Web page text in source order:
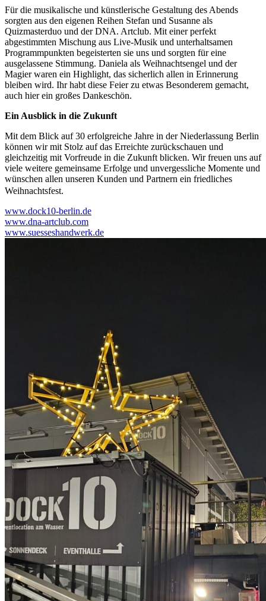
Für die musikalische und künstlerische Gestaltung des Abends
sorgten aus den eigenen Reihen Stefan und Susanne als
Quizmasterduo und der DNA. Artclub. Mit einer perfekt
abgestimmten Mischung aus Live-Musik und unterhaltsamen
Programmpunkten begeisterten sie uns und sorgten für eine
ausgelassene Stimmung. Daniela als Weihnachtsengel und der
Magier waren ein Highlight, das sicherlich allen in Erinnerung
bleiben wird. Ihr habt diese Feier zu etwas Besonderem gemacht,
auch hier ein großes Dankeschön.
Ein Ausblick in die Zukunft
Mit dem Blick auf 30 erfolgreiche Jahre in der Niederlassung Berlin
können wir mit Stolz auf das Erreichte zurückschauen und
gleichzeitig mit Vorfreude in die Zukunft blicken. Wir freuen uns auf
viele weitere gemeinsame Erfolge und unvergessliche Momente und
wünschen allen unseren Kunden und Partnern ein friedliches
Weihnachtsfest.
www.dock10-berlin.de
www.dna-artclub.com
www.suesseshandwerk.de